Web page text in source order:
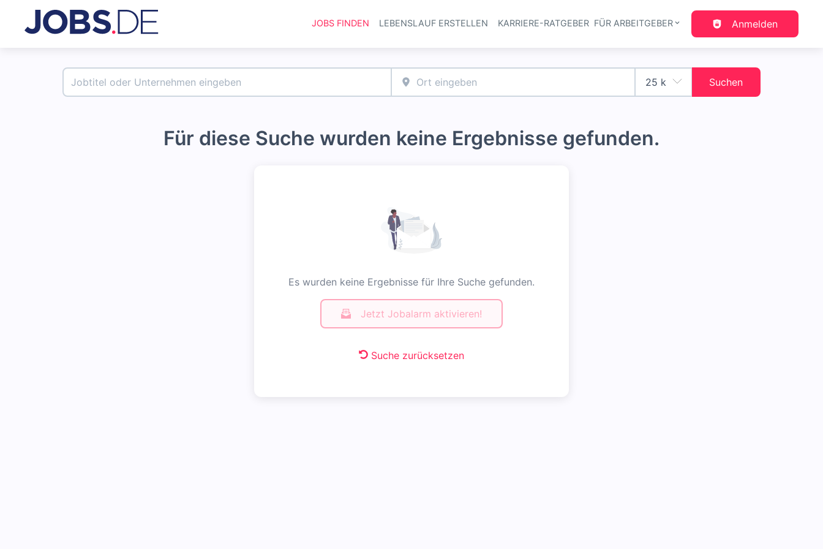
Haupt-Navigation
JOBS FINDEN LEBENSLAUF ERSTELLEN KARRIERE-RATGEBER FÜR ARBEITGEBER Anmelden
Suchen
Für diese Suche wurden keine Ergebnisse gefunden.
Es wurden keine Ergebnisse für Ihre Suche gefunden.
Jetzt Jobalarm aktivieren!
Suche zurücksetzen